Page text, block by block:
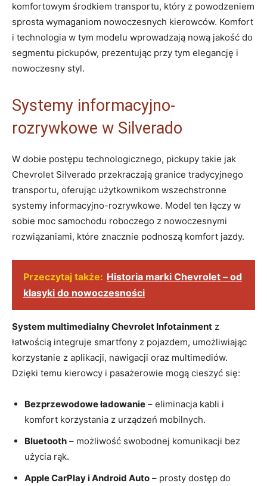
komfortowym środkiem transportu, który z powodzeniem
sprosta wymaganiom nowoczesnych kierowców. Komfort
i technologia w tym modelu wprowadzają nową jakość do
segmentu pickupów, prezentując przy tym elegancję i
nowoczesny styl.
Systemy informacyjno-
rozrywkowe w Silverado
W dobie postępu technologicznego, pickupy takie jak
Chevrolet Silverado przekraczają granice tradycyjnego
transportu, oferując użytkownikom wszechstronne
systemy informacyjno-rozrywkowe. Model ten łączy w
sobie moc samochodu roboczego z nowoczesnymi
rozwiązaniami, które znacznie podnoszą komfort jazdy.
Przeczytaj także: Historia marki Chevrolet – od
klasyki do nowoczesności
System multimedialny Chevrolet Infotainment z
łatwością integruje smartfony z pojazdem, umożliwiając
korzystanie z aplikacji, nawigacji oraz multimediów.
Dzięki temu kierowcy i pasażerowie mogą cieszyć się:
Bezprzewodowe ładowanie – eliminacja kabli i
komfort korzystania z urządzeń mobilnych.
Bluetooth – możliwość swobodnej komunikacji bez
użycia rąk.
Apple CarPlay i Android Auto – prosty dostęp do